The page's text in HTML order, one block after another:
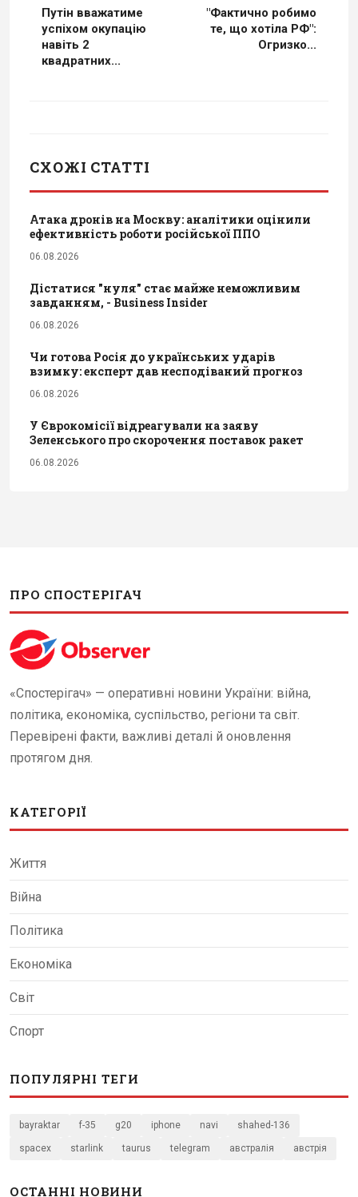
Путін вважатиме
успіхом окупацію
навіть 2
квадратних...
"Фактично робимо
те, що хотіла РФ":
Огризко...
СХОЖІ СТАТТІ
Атака дронів на Москву: аналітики оцінили
ефективність роботи російської ППО
06.08.2026
Дістатися "нуля" стає майже неможливим
завданням, - Business Insider
06.08.2026
Чи готова Росія до українських ударів
взимку: експерт дав несподіваний прогноз
06.08.2026
У Єврокомісії відреагували на заяву
Зеленського про скорочення поставок ракет
06.08.2026
ПРО СПОСТЕРІГАЧ
«Спостерігач» — оперативні новини України: війна,
політика, економіка, суспільство, регіони та світ.
Перевірені факти, важливі деталі й оновлення
протягом дня.
КАТЕГОРІЇ
Життя
Війна
Політика
Економіка
Світ
Спорт
ПОПУЛЯРНІ ТЕГИ
bayraktar f-35 g20 iphone navi shahed-136
spacex starlink taurus telegram австралія австрія
ОСТАННІ НОВИНИ